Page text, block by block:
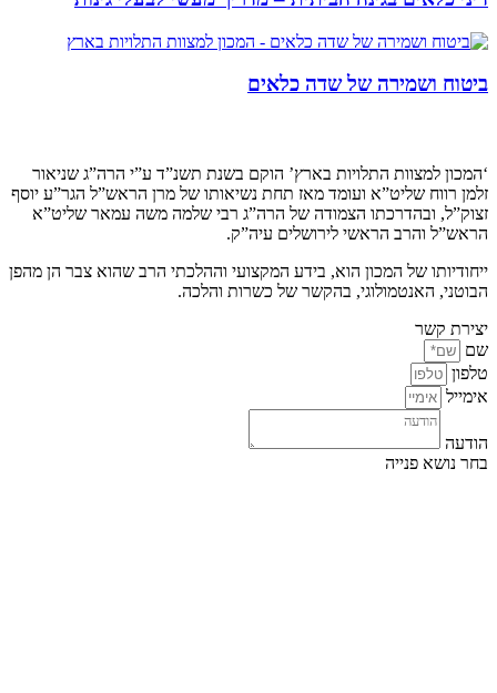
ביטוח ושמירה של שדה כלאים
‘המכון למצוות התלויות בארץ’ הוקם בשנת תשנ”ד ע”י הרה”ג שניאור
זלמן רווח שליט”א ועומד מאז תחת נשיאותו של מרן הראש”ל הגר”ע יוסף
זצוק”ל, ובהדרכתו הצמודה של הרה”ג רבי שלמה משה עמאר שליט”א
הראש”ל והרב הראשי לירושלים עיה”ק.
ייחודיותו של המכון הוא, בידע המקצועי וההלכתי הרב שהוא צבר הן מהפן
הבוטני, האנטמולוגי, בהקשר של כשרות והלכה.
יצירת קשר
שם
טלפון
אימייל
הודעה
בחר נושא פנייה